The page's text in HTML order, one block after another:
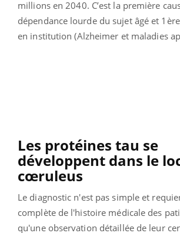
millions en 2040. C’est la première
dépendance lourde du sujet âgé et
en institution (Alzheimer et maladies
Les protéines tau se
développent dans le
cœruleus
Le diagnostic n'est pas simple et
complète de l'histoire médicale des
qu'une observation détaillée de leur